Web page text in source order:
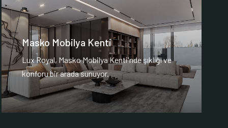
Masko Mobilya Kenti
Lux Royal, Masko Mobilya Kenti'nde şıklığı ve
konforu bir arada sunuyor.